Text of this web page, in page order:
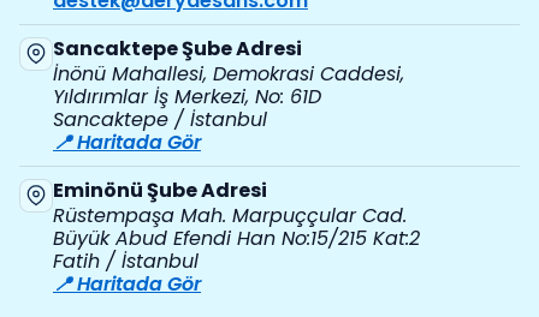
Sancaktepe Şube Adresi
İnönü Mahallesi, Demokrasi Caddesi,
Yıldırımlar İş Merkezi, No: 61D
Sancaktepe / İstanbul
📍 Haritada Gör
Eminönü Şube Adresi
Rüstempaşa Mah. Marpuççular Cad.
Büyük Abud Efendi Han No:15/215 Kat:2
Fatih / İstanbul
📍 Haritada Gör